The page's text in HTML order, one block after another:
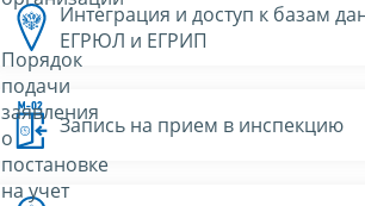
Порядок
подачи
заявления
о
постановке
на учет
Интеграция и доступ к базам
ЕГРЮЛ и ЕГРИП
Запись на прием в инспекцию